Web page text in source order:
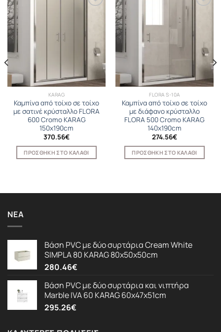
KARAG
Καμπίνα από τοίχο σε τοίχο
με σατινέ κρύσταλλο FLORA
600 Cromo KARAG
150x190cm
370.56€
ΠΡΟΣΘΉΚΗ ΣΤΟ ΚΑΛΆΘΙ
FLORA S-10A
Καμπίνα από τοίχο σε τοίχο
με διάφανο κρύσταλλο
FLORA 500 Cromo KARAG
140x190cm
274.56€
ΠΡΟΣΘΉΚΗ ΣΤΟ ΚΑΛΆΘΙ
ΝΈΑ
Βάση PVC με δύο συρτάρια Cream White
SIMPLA 80 KARAG 80x50x50cm
280.46€
Βάση PVC με δύο συρτάρια και νιπτήρα
Marble IVA 60 KARAG 60x47x51cm
295.26€